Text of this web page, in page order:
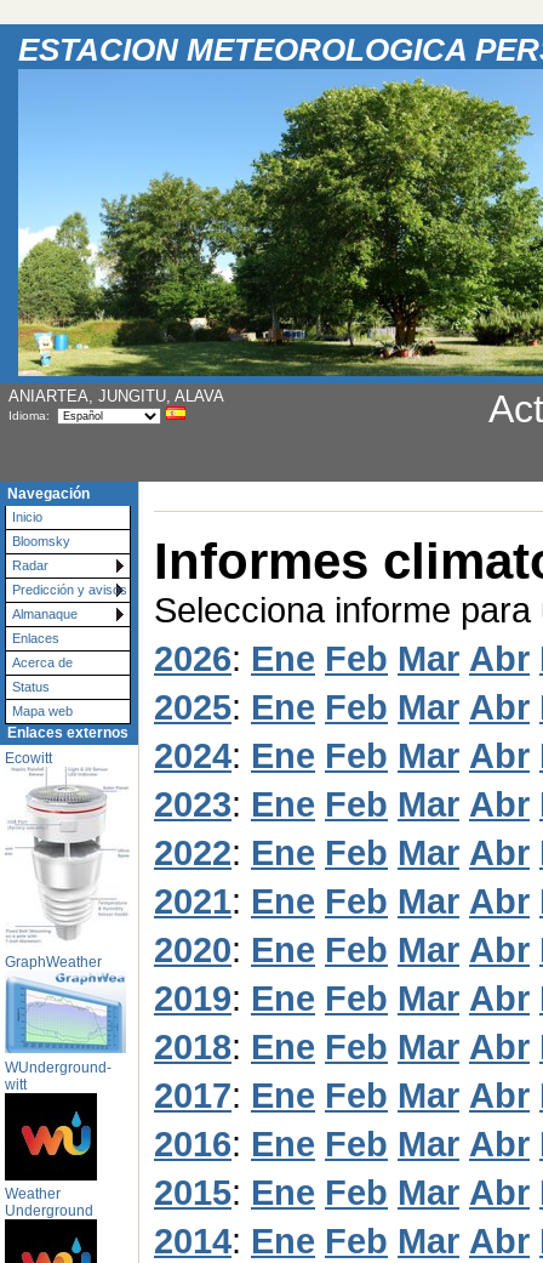
ESTACION METEOROLOGICA
ANIARTEA, JUNGITU, ALAVA
Idioma:
Navegación
Inicio
Bloomsky
Radar
Predicción y avisos
Almanaque
Enlaces
Acerca de
Status
Mapa web
Enlaces externos
Ecowitt
GraphWeather
WUnderground-
witt
Weather
Underground
Informes
Selecciona informe para
2026: Ene Feb Mar Abr
2025: Ene Feb Mar Abr
2024: Ene Feb Mar Abr
2023: Ene Feb Mar Abr
2022: Ene Feb Mar Abr
2021: Ene Feb Mar Abr
2020: Ene Feb Mar Abr
2019: Ene Feb Mar Abr
2018: Ene Feb Mar Abr
2017: Ene Feb Mar Abr
2016: Ene Feb Mar Abr
2015: Ene Feb Mar Abr
2014: Ene Feb Mar Abr